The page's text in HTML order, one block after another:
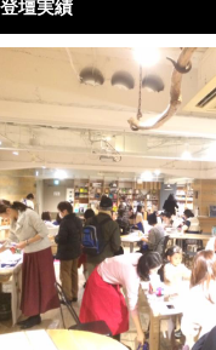
登壇実績